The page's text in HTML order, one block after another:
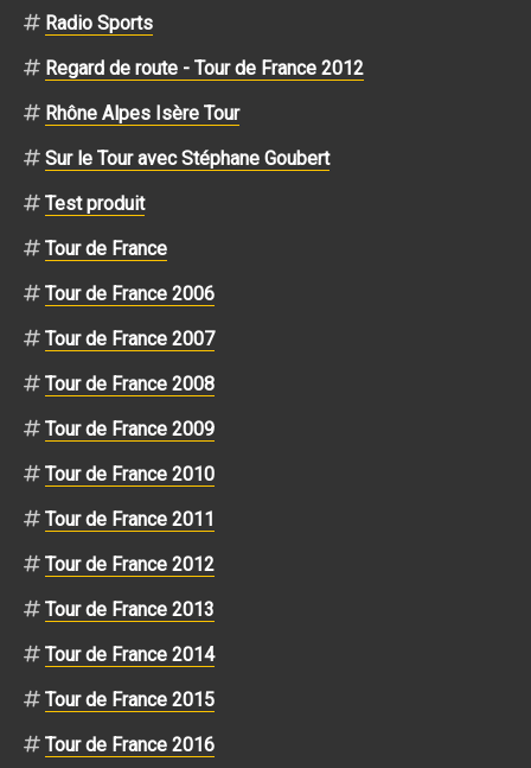
Radio Sports
Regard de route - Tour de France 2012
Rhône Alpes Isère Tour
Sur le Tour avec Stéphane Goubert
Test produit
Tour de France
Tour de France 2006
Tour de France 2007
Tour de France 2008
Tour de France 2009
Tour de France 2010
Tour de France 2011
Tour de France 2012
Tour de France 2013
Tour de France 2014
Tour de France 2015
Tour de France 2016